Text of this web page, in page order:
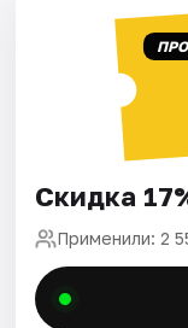
Скидка
Применили: 2